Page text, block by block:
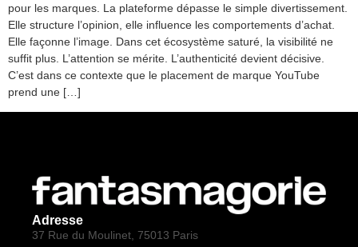
pour les marques. La plateforme dépasse le simple divertissement.
Elle structure l’opinion, elle influence les comportements d’achat.
Elle façonne l’image. Dans cet écosystème saturé, la visibilité ne
suffit plus. L’attention se mérite. L’authenticité devient décisive.
C’est dans ce contexte que le placement de marque YouTube
prend une […]
Adresse
37 Rue du Moulinet, 75013 Paris